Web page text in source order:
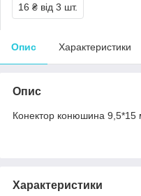
16 ₴ від 3 шт.
Опис Характеристики
Опис
Конектор конюшина 9,5*15
Характеристики